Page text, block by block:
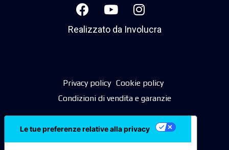
Realizzato da Involucra
Privacy policy Cookie policy
Condizioni di vendita e garanzie
Le tue preferenze relative alla privacy